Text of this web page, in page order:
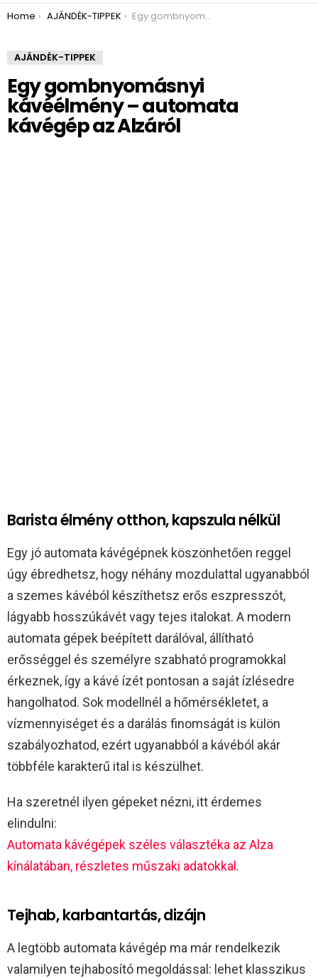
You are here:
Home AJÁNDÉK-TIPPEK Egy gombnyomásnyi kávéélmény – automata kávégép az Alzáról
AJÁNDÉK-TIPPEK
Egy gombnyomásnyi
kávéélmény – automata
kávégép az Alzáról
Barista élmény otthon, kapszula nélkül
Egy jó automata kávégépnek köszönhetően reggel
úgy ébredhetsz, hogy néhány mozdulattal ugyanabból
a szemes kávéból készíthetsz erős eszpresszót,
lágyabb hosszúkávét vagy tejes italokat. A modern
automata gépek beépített darálóval, állítható
erősséggel és személyre szabható programokkal
érkeznek, így a kávé ízét pontosan a saját ízlésedre
hangolhatod. Sok modellnél a hőmérsékletet, a
vízmennyiséget és a darálás finomságát is külön
szabályozhatod, ezért ugyanabból a kávéból akár
többféle karakterű ital is készülhet.
Ha szeretnél ilyen gépeket nézni, itt érdemes
elindulni:
Automata kávégépek széles választéka az Alza
kínálatában, részletes műszaki adatokkal.
Tejhab, karbantartás, dizájn
A legtöbb automata kávégép ma már rendelkezik
valamilyen tejhabosító megoldással: lehet klasszikus